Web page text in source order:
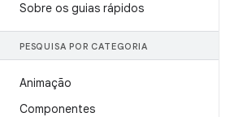
Sobre os guias rápidos
PESQUISA POR CATEGORIA
Animação
Componentes